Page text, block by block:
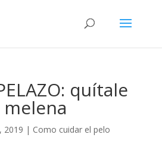
quítale
2019 | Como cuidar el pelo